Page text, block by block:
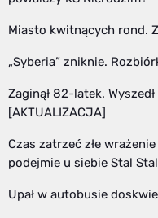
Miasto kwitnących rond.
„Syberia” zniknie.
Zaginął 82-latek.
[AKTUALIZACJA]
Czas zatrzeć złe
podejmie u siebie Stal
Upał w autobusie